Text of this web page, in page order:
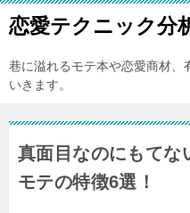
恋愛テクニック分
巷に溢れるモテ本や恋愛商材、
いきます。
真面目なのにもてな
モテの特徴6選！